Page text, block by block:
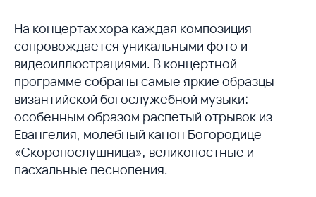
На концертах хора каждая композиция
сопровождается уникальными фото и
видеоиллюстрациями. В концертной
программе собраны самые яркие образцы
византийской богослужебной музыки:
особенным образом распетый отрывок из
Евангелия, молебный канон Богородице
«Скоропослушница», великопостные и
пасхальные песнопения.